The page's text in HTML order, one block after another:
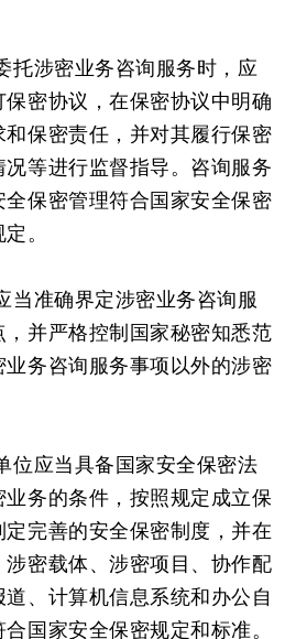
涉密业务咨询服务时，应
密协议，在保密协议中明确
保密责任，并对其履行保密
等进行监督指导。咨询服务
保密管理符合国家安全保密
。
准确界定涉密业务咨询服
并严格控制国家秘密知悉范
业务咨询服务事项以外的涉密
应当具备国家安全保密法
务的条件，按照规定成立保
完善的安全保密制度，并在
密载体、涉密项目、协作配
、计算机信息系统和办公自
国家安全保密规定和标准。